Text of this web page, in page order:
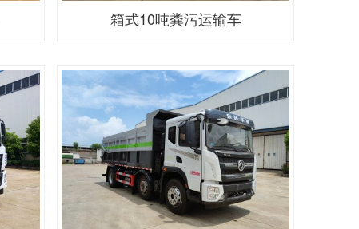
箱式10吨粪污运输车